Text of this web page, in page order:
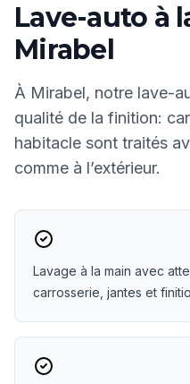
Lave-auto à
Mirabel
À Mirabel, notre lave-
qualité de la finition:
habitacle sont traités
comme à l’extérieur.
Lavage à la main avec
carrosserie, jantes et